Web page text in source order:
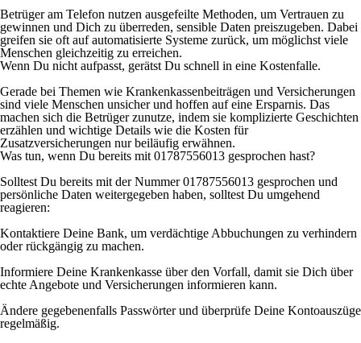
Betrüger am Telefon nutzen ausgefeilte Methoden, um Vertrauen zu
gewinnen und Dich zu überreden, sensible Daten preiszugeben. Dabei
greifen sie oft auf automatisierte Systeme zurück, um möglichst viele
Menschen gleichzeitig zu erreichen.
Wenn Du nicht aufpasst, gerätst Du schnell in eine Kostenfalle.
Gerade bei Themen wie Krankenkassenbeiträgen und Versicherungen
sind viele Menschen unsicher und hoffen auf eine Ersparnis. Das
machen sich die Betrüger zunutze, indem sie komplizierte Geschichten
erzählen und wichtige Details wie die Kosten für
Zusatzversicherungen nur beiläufig erwähnen.
Was tun, wenn Du bereits mit 01787556013 gesprochen hast?
Solltest Du bereits mit der Nummer 01787556013 gesprochen und
persönliche Daten weitergegeben haben, solltest Du umgehend
reagieren:
Kontaktiere Deine Bank, um verdächtige Abbuchungen zu verhindern
oder rückgängig zu machen.
Informiere Deine Krankenkasse über den Vorfall, damit sie Dich über
echte Angebote und Versicherungen informieren kann.
Ändere gegebenenfalls Passwörter und überprüfe Deine Kontoauszüge
regelmäßig.